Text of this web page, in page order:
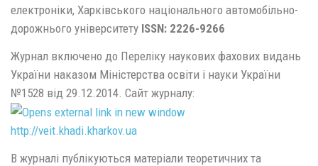
електроніки, Харківського національного автомобільно-
дорожнього університету ISSN: 2226-9266
Журнал включено до Переліку наукових фахових видань
України наказом Міністерства освіти і науки України
№1528 від 29.12.2014. Сайт журналу:
http://veit.khadi.kharkov.ua
В журналі публікуються матеріали теоретичних та